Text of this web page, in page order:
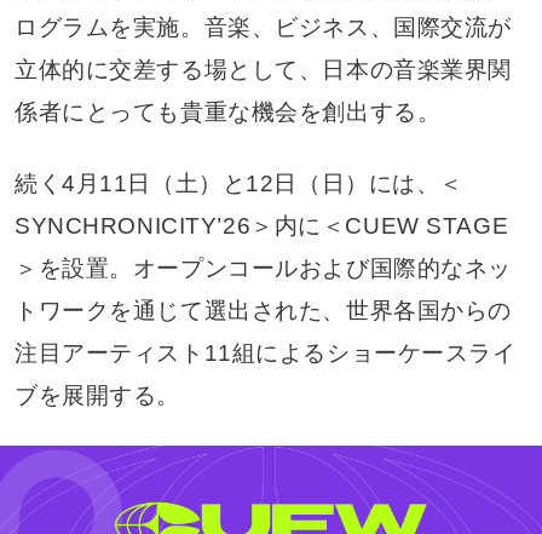
ログラムを実施。音楽、ビジネス、国際交流が
立体的に交差する場として、日本の音楽業界関
係者にとっても貴重な機会を創出する。
続く4月11日（土）と12日（日）には、＜
SYNCHRONICITY’26＞内に＜CUEW STAGE
＞を設置。オープンコールおよび国際的なネッ
トワークを通じて選出された、世界各国からの
注目アーティスト11組によるショーケースライ
ブを展開する。